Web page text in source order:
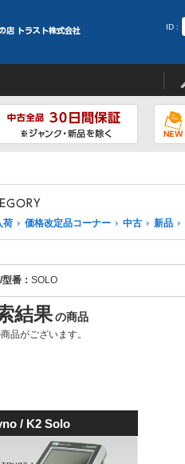
ID :
荷 価格改定品コーナー 中古 新品
番： SOLO
結果の商品
品がございます。
/ K2 Solo